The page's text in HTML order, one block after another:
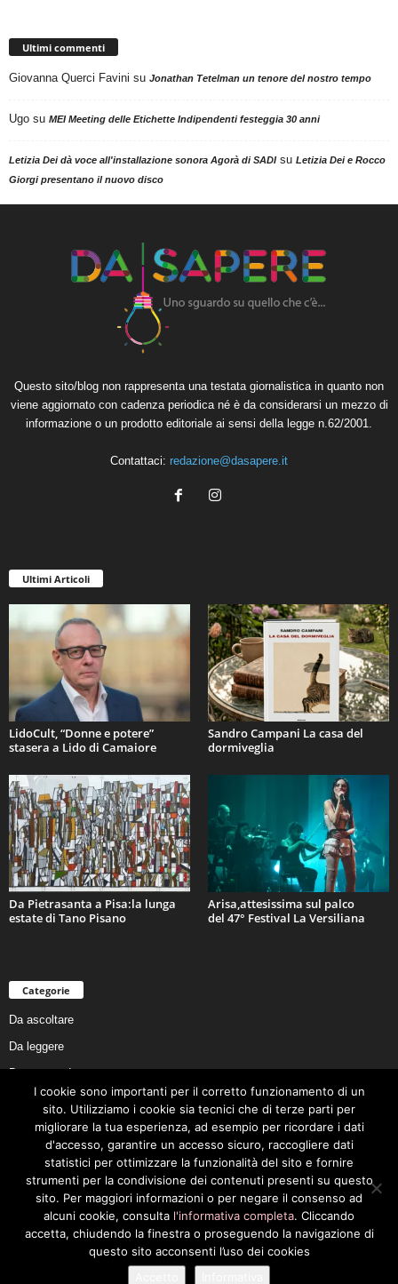
Ultimi commenti
Giovanna Querci Favini su Jonathan Tetelman un tenore del nostro tempo
Ugo su MEI Meeting delle Etichette Indipendenti festeggia 30 anni
Letizia Dei dà voce all'installazione sonora Agorà di SADIsu Letizia Dei e Rocco
Giorgi presentano il nuovo disco
Questo sito/blog non rappresenta una testata giornalistica in quanto non
viene aggiornato con cadenza periodica né è da considerarsi un mezzo di
informazione o un prodotto editoriale ai sensi della legge n.62/2001.
Contattaci: redazione@dasapere.it
Ultimi Articoli
LidoCult, “Donne e potere”
stasera a Lido di Camaiore
Sandro Campani La casa del
dormiveglia
Da Pietrasanta a Pisa:la lunga
estate di Tano Pisano
Arisa,attesissima sul palco
del 47° Festival La Versiliana
Categorie
Da ascoltare
Da leggere
Da non perdere
Da conoscere
Da preservare
Da vivere
Cookie Policy
Privacy Policy
Cookie Policy
I cookie sono importanti per il corretto funzionamento di un
sito. Utilizziamo i cookie sia tecnici che di terze parti per
migliorare la tua esperienza, ad esempio per ricordare i dati
d'accesso, garantire un accesso sicuro, raccogliere dati
statistici per ottimizzare la funzionalità del sito e fornire
strumenti per la condivisione dei contenuti presenti su questo
sito. Per maggiori informazioni o per negare il consenso ad
alcuni cookie, consulta l'informativa completa. Cliccando
accetta, chiudendo la finestra o proseguendo la navigazione di
questo sito acconsenti l’uso dei cookies